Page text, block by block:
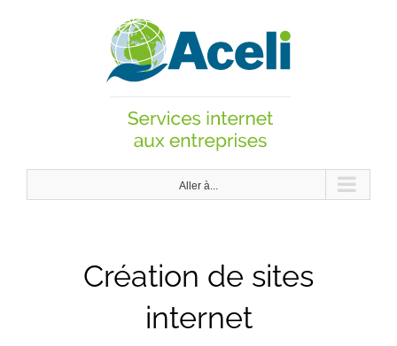
Aller à...
Création de sites
internet